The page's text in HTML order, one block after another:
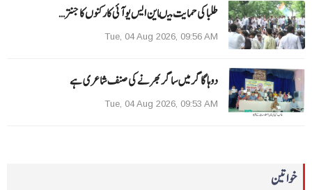
طلبا کی حمایت میںاین ایس یو آئی کارکنوں کا جنتر…
Tue, 04 Aug 2026, 09:56 AM
دوہا گاگر میں ساگر بھرنے کی صنف شاعری ہے
Tue, 04 Aug 2026, 09:53 AM
خواتین